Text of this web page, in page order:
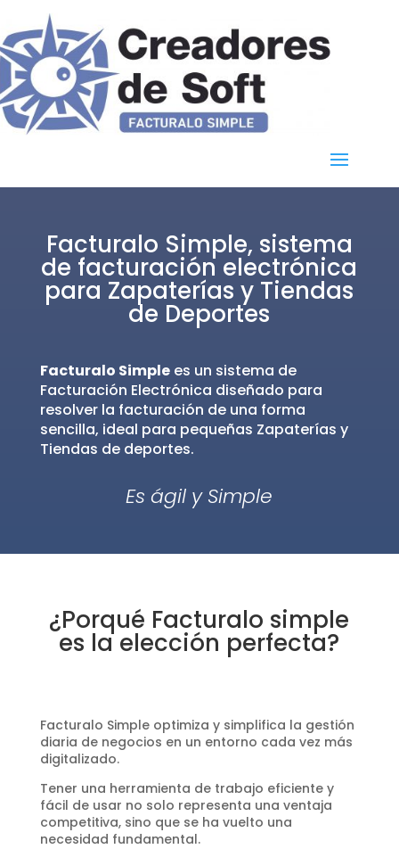
Facturalo Simple, sistema
de facturación electrónica
para Zapaterías y Tiendas
de Deportes
Facturalo Simplees un sistema de
Facturación Electrónica diseñado para
resolver la facturación de una forma
sencilla, ideal para pequeñas Zapaterías y
Tiendas de deportes.
Es ágil y Simple
¿Porqué Facturalo simple
es la elección perfecta?
Facturalo Simple optimiza y simplifica la gestión
diaria de negocios en un entorno cada vez más
digitalizado.
Tener una herramienta de trabajo eficiente y
fácil de usar no solo representa una ventaja
competitiva, sino que se ha vuelto una
necesidad fundamental.